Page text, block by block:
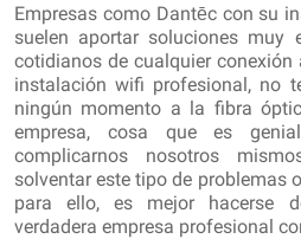
Empresas como Dantēc con su
suelen aportar soluciones muy
cotidianos de cualquier conexión
instalación wifi profesional, no
ningún momento a la fibra
empresa, cosa que es
complicarnos nosotros
solventar este tipo de problemas
para ello, es mejor hacerse
verdadera empresa profesional